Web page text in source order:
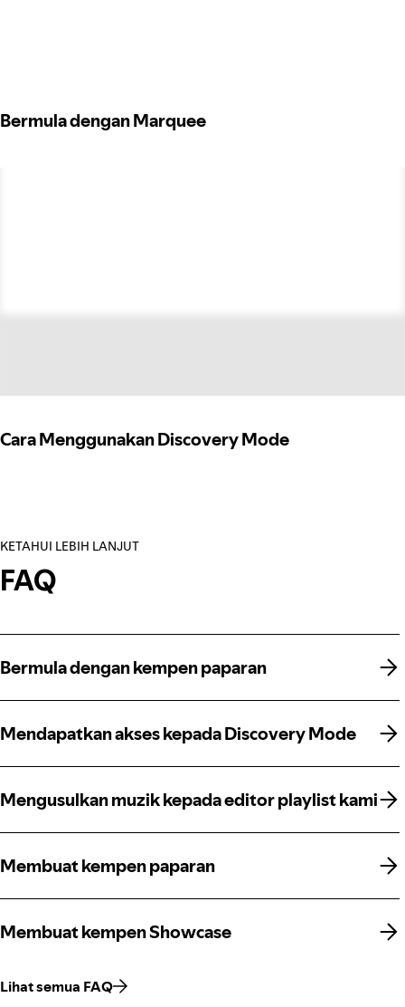
Bermula dengan Marquee
Cara Menggunakan Discovery Mode
KETAHUI LEBIH LANJUT
FAQ
Bermula dengan kempen paparan
Bermula dengan kempen paparan
Mendapatkan akses kepada Discovery Mode
Mendapatkan akses kepada Discovery Mode
Mengusulkan muzik kepada editor playlist kami
Mengusulkan muzik kepada editor playlist kami
Membuat kempen paparan
Membuat kempen paparan
Membuat kempen Showcase
Membuat kempen Showcase
Lihat semua FAQ